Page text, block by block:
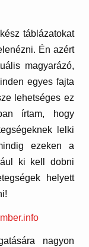
táblázatokat
Én azért
magyarázó,
egyes fajta
lehetséges ez
írtam, hogy
lelki
ezeken a
ki kell dobni
helyett
nagyon